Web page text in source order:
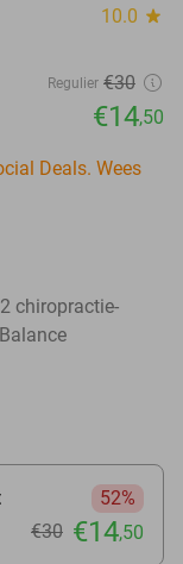
10.0 star
Regulier €30
€14,50
Deals. Wees
chiropractie-
52%
€30 €14,50